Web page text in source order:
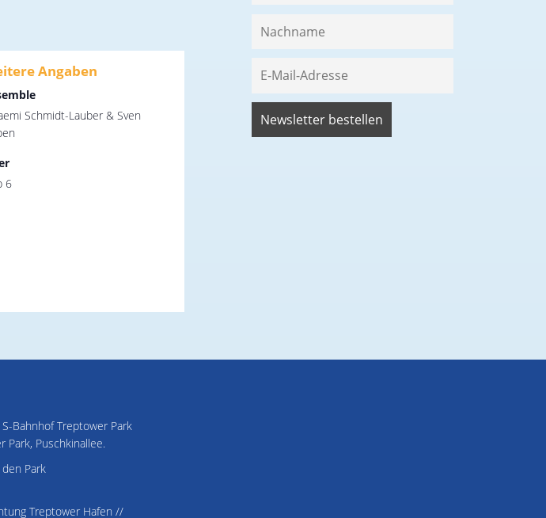
Angaben
Schmidt-Lauber & Sven
6
Bahnhof Treptower Park
Park, Puschkinallee.
Park
Treptower Hafen //